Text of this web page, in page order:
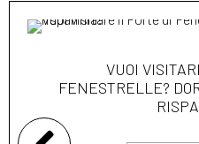
VUOI
FENESTRELLE?